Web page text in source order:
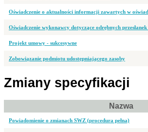
Oświadczenie o aktualności informacji zawartych w
Oświadczenie wykonawcy dotyczące odrębnych
Projekt umowy - sukcesywne
Zobowiązanie podmiotu udostępniającego zasoby
Zmiany specyfikacji
Nazwa
Powiadomienie o zmianach SWZ (procedura pełna)